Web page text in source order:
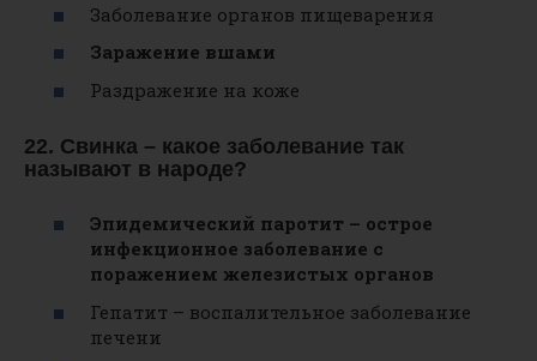
Заболевание органов пищеварения
Заражение вшами
Раздражение на коже
22. Свинка – какое заболевание так
называют в народе?
Эпидемический паротит – острое
инфекционное заболевание с
поражением железистых органов
Гепатит – воспалительное заболевание
печени